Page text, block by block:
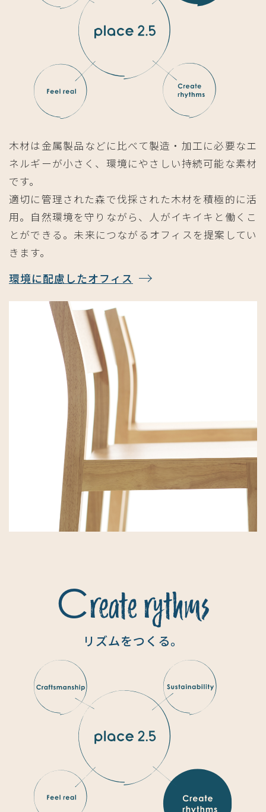
木材は金属製品などに比べて製造・加工に必要なエ
ネルギーが小さく、環境にやさしい持続可能な素材
です。
適切に管理された森で伐採された木材を積極的に活
用。自然環境を守りながら、人がイキイキと働くこ
とができる。未来につながるオフィスを提案してい
きます。
環境に配慮したオフィス
Create rythms
リズムをつくる。